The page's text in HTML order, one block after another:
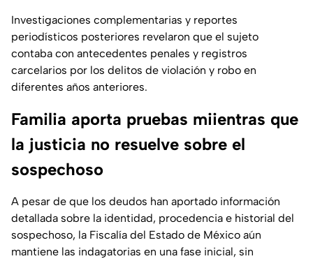
Investigaciones complementarias y reportes
periodísticos posteriores revelaron que el sujeto
contaba con antecedentes penales y registros
carcelarios por los delitos de violación y robo en
diferentes años anteriores.
Familia aporta pruebas miientras que
la justicia no resuelve sobre el
sospechoso
A pesar de que los deudos han aportado información
detallada sobre la identidad, procedencia e historial del
sospechoso, la Fiscalía del Estado de México aún
mantiene las indagatorias en una fase inicial, sin